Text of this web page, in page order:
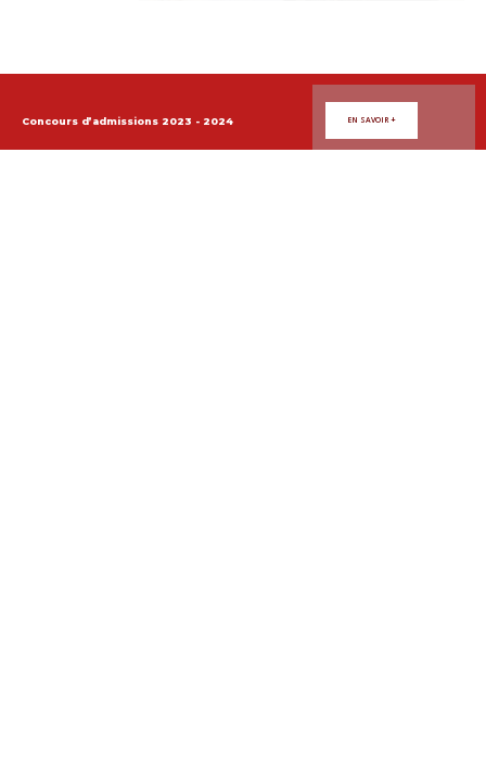
Concours d’admissions 2023 - 2024 EN SAVOIR +